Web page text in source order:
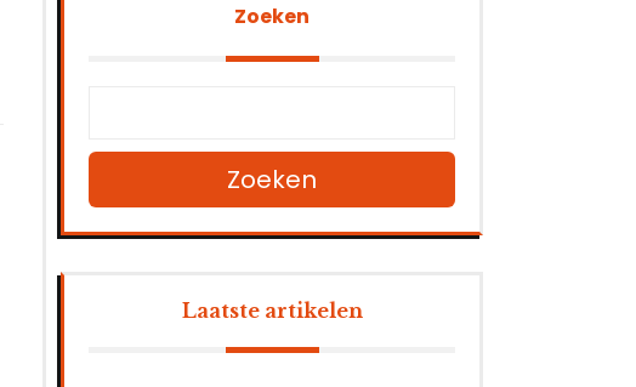
Zoeken
Zoeken
Laatste artikelen